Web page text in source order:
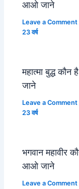
आओ जाने
Leave a Comment
23 वर्ष
महात्मा बुद्ध
जाने
Leave a Comment
23 वर्ष
भगवान महावीर
आओ जाने
Leave a Comment